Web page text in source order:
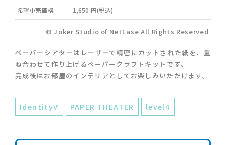
希望小売価格 1,650 円(税込)
© Joker Studio of NetEase All Rights Reserved
ペーパーシアターはレーザーで精密にカットされた紙を、重
ね合わせて作り上げるペーパークラフトキットです。
完成後はお部屋のインテリアとしてお楽しみいただけます。
IdentityV PAPER THEATER level4